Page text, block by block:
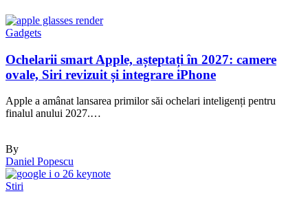
Gadgets
Ochelarii smart Apple, așteptați în 2027: camere
ovale, Siri revizuit și integrare iPhone
Apple a amânat lansarea primilor săi ochelari inteligenți pentru
finalul anului 2027.…
By
Daniel Popescu
Stiri